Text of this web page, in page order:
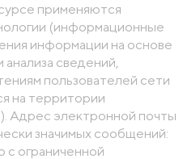
применяются
(информационные
информации на основе
анализа сведений,
пользователей сети
на территории
Адрес электронной почты
значимых сообщений:
с ограниченной